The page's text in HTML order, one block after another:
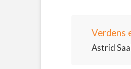
Verdens
Astrid